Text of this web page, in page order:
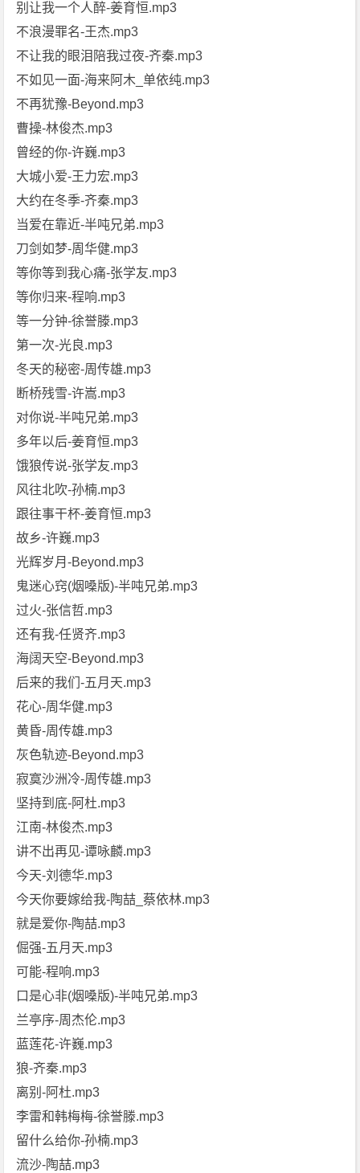
别让我一个人醉-姜育恒.mp3
不浪漫罪名-王杰.mp3
不让我的眼泪陪我过夜-齐秦.mp3
不如见一面-海来阿木_单依纯.mp3
不再犹豫-Beyond.mp3
曹操-林俊杰.mp3
曾经的你-许巍.mp3
大城小爱-王力宏.mp3
大约在冬季-齐秦.mp3
当爱在靠近-半吨兄弟.mp3
刀剑如梦-周华健.mp3
等你等到我心痛-张学友.mp3
等你归来-程响.mp3
等一分钟-徐誉滕.mp3
第一次-光良.mp3
冬天的秘密-周传雄.mp3
断桥残雪-许嵩.mp3
对你说-半吨兄弟.mp3
多年以后-姜育恒.mp3
饿狼传说-张学友.mp3
风往北吹-孙楠.mp3
跟往事干杯-姜育恒.mp3
故乡-许巍.mp3
光辉岁月-Beyond.mp3
鬼迷心窍(烟嗓版)-半吨兄弟.mp3
过火-张信哲.mp3
还有我-任贤齐.mp3
海阔天空-Beyond.mp3
后来的我们-五月天.mp3
花心-周华健.mp3
黄昏-周传雄.mp3
灰色轨迹-Beyond.mp3
寂寞沙洲冷-周传雄.mp3
坚持到底-阿杜.mp3
江南-林俊杰.mp3
讲不出再见-谭咏麟.mp3
今天-刘德华.mp3
今天你要嫁给我-陶喆_蔡依林.mp3
就是爱你-陶喆.mp3
倔强-五月天.mp3
可能-程响.mp3
口是心非(烟嗓版)-半吨兄弟.mp3
兰亭序-周杰伦.mp3
蓝莲花-许巍.mp3
狼-齐秦.mp3
离别-阿杜.mp3
李雷和韩梅梅-徐誉滕.mp3
留什么给你-孙楠.mp3
流沙-陶喆.mp3